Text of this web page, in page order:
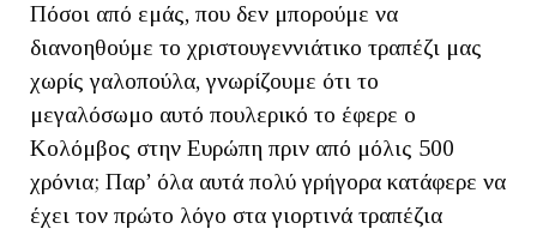
Πόσοι από εμάς, που δεν μπορούμε να
διανοηθούμε το χριστουγεννιάτικο τραπέζι μας
χωρίς γαλοπούλα, γνωρίζουμε ότι το
μεγαλόσωμο αυτό πουλερικό το έφερε ο
Κολόμβος στην Ευρώπη πριν από μόλις 500
χρόνια; Παρ’ όλα αυτά πολύ γρήγορα κατάφερε να
έχει τον πρώτο λόγο στα γιορτινά τραπέζια